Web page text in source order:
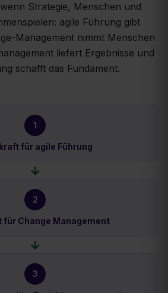
Strategie, Menschen und
agile Führung gibt
Management nimmt Menschen
liefert Ergebnisse und
schafft das Fundament.
1
für agile Führung
→
2
für Change Management
→
3